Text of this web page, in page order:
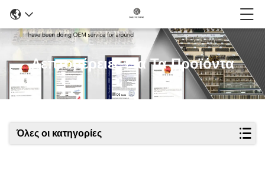
Λεπτομέρειες Για Τα Προϊόντα
Όλες οι κατηγορίες